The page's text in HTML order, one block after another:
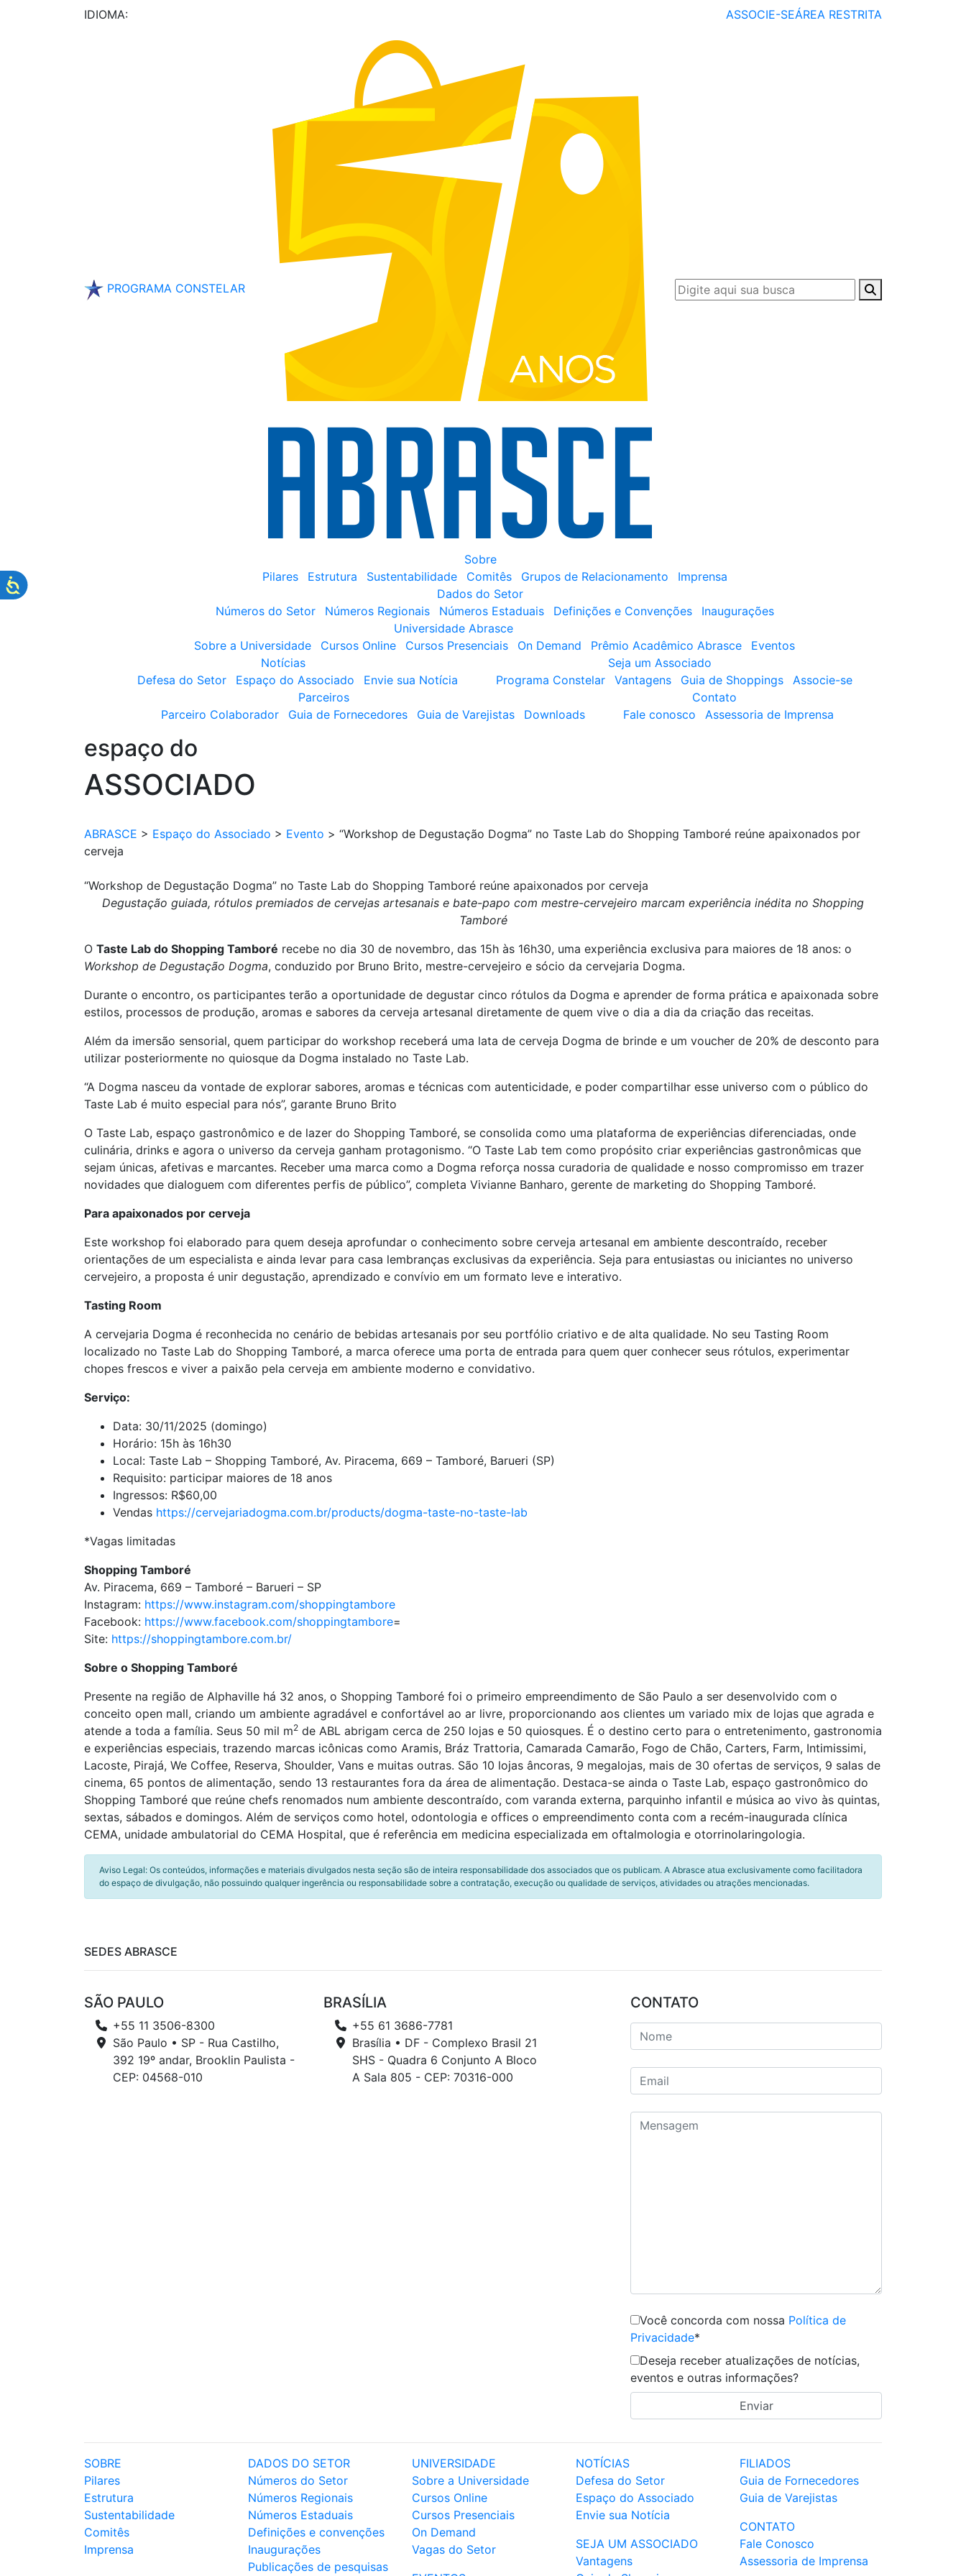
IDIOMA: ASSOCIE-SEÁREA RESTRITA
PROGRAMA CONSTELAR
Sobre
Pilares
Estrutura Sustentabilidade Comitês Grupos de Relacionamento
Imprensa
Dados do Setor
Números do Setor
Números Regionais Números Estaduais Definições e Convenções
Inaugurações
Universidade Abrasce
Sobre a Universidade
Cursos Online Cursos Presenciais On Demand Prêmio Acadêmico Abrasce
Eventos
Notícias
Defesa do Setor
Espaço do Associado Envie sua Notícia
Seja um Associado
Programa Constelar
Vantagens Guia de Shoppings
Associe-se
Parceiros
Parceiro Colaborador
Guia de Fornecedores Guia de Varejistas Downloads
Contato
Fale conosco
Assessoria de Imprensa
espaço do
ASSOCIADO
ABRASCE > Espaço do Associado > Evento > “Workshop de Degustação Dogma” no Taste Lab do Shopping Tamboré reúne apaixonados por
cerveja
“Workshop de Degustação Dogma” no Taste Lab do Shopping Tamboré reúne apaixonados por cerveja
Degustação guiada, rótulos premiados de cervejas artesanais e bate-papo com mestre-cervejeiro marcam experiência inédita no Shopping
Tamboré
O Taste Lab do Shopping Tamboré recebe no dia 30 de novembro, das 15h às 16h30, uma experiência exclusiva para maiores de 18 anos: o
Workshop de Degustação Dogma, conduzido por Bruno Brito, mestre-cervejeiro e sócio da cervejaria Dogma.
Durante o encontro, os participantes terão a oportunidade de degustar cinco rótulos da Dogma e aprender de forma prática e apaixonada sobre
estilos, processos de produção, aromas e sabores da cerveja artesanal diretamente de quem vive o dia a dia da criação das receitas.
Além da imersão sensorial, quem participar do workshop receberá uma lata de cerveja Dogma de brinde e um voucher de 20% de desconto para
utilizar posteriormente no quiosque da Dogma instalado no Taste Lab.
“A Dogma nasceu da vontade de explorar sabores, aromas e técnicas com autenticidade, e poder compartilhar esse universo com o público do
Taste Lab é muito especial para nós”, garante Bruno Brito
O Taste Lab, espaço gastronômico e de lazer do Shopping Tamboré, se consolida como uma plataforma de experiências diferenciadas, onde
culinária, drinks e agora o universo da cerveja ganham protagonismo. “O Taste Lab tem como propósito criar experiências gastronômicas que
sejam únicas, afetivas e marcantes. Receber uma marca como a Dogma reforça nossa curadoria de qualidade e nosso compromisso em trazer
novidades que dialoguem com diferentes perfis de público”, completa Vivianne Banharo, gerente de marketing do Shopping Tamboré.
Para apaixonados por cerveja
Este workshop foi elaborado para quem deseja aprofundar o conhecimento sobre cerveja artesanal em ambiente descontraído, receber
orientações de um especialista e ainda levar para casa lembranças exclusivas da experiência. Seja para entusiastas ou iniciantes no universo
cervejeiro, a proposta é unir degustação, aprendizado e convívio em um formato leve e interativo.
Tasting Room
A cervejaria Dogma é reconhecida no cenário de bebidas artesanais por seu portfólio criativo e de alta qualidade. No seu Tasting Room
localizado no Taste Lab do Shopping Tamboré, a marca oferece uma porta de entrada para quem quer conhecer seus rótulos, experimentar
chopes frescos e viver a paixão pela cerveja em ambiente moderno e convidativo.
Serviço:
Data: 30/11/2025 (domingo)
Horário: 15h às 16h30
Local: Taste Lab – Shopping Tamboré, Av. Piracema, 669 – Tamboré, Barueri (SP)
Requisito: participar maiores de 18 anos
Ingressos: R$60,00
Vendas https://cervejariadogma.com.br/products/dogma-taste-no-taste-lab
*Vagas limitadas
Shopping Tamboré
Av. Piracema, 669 – Tamboré – Barueri – SP
Instagram: https://www.instagram.com/shoppingtambore
Facebook: https://www.facebook.com/shoppingtambore=
Site: https://shoppingtambore.com.br/
Sobre o Shopping Tamboré
Presente na região de Alphaville há 32 anos, o Shopping Tamboré foi o primeiro empreendimento de São Paulo a ser desenvolvido com o
conceito open mall, criando um ambiente agradável e confortável ao ar livre, proporcionando aos clientes um variado mix de lojas que agrada e
atende a toda a família. Seus 50 mil m2 de ABL abrigam cerca de 250 lojas e 50 quiosques. É o destino certo para o entretenimento, gastronomia
e experiências especiais, trazendo marcas icônicas como Aramis, Bráz Trattoria, Camarada Camarão, Fogo de Chão, Carters, Farm, Intimissimi,
Lacoste, Pirajá, We Coffee, Reserva, Shoulder, Vans e muitas outras. São 10 lojas âncoras, 9 megalojas, mais de 30 ofertas de serviços, 9 salas de
cinema, 65 pontos de alimentação, sendo 13 restaurantes fora da área de alimentação. Destaca-se ainda o Taste Lab, espaço gastronômico do
Shopping Tamboré que reúne chefs renomados num ambiente descontraído, com varanda externa, parquinho infantil e música ao vivo às quintas,
sextas, sábados e domingos. Além de serviços como hotel, odontologia e offices o empreendimento conta com a recém-inaugurada clínica
CEMA, unidade ambulatorial do CEMA Hospital, que é referência em medicina especializada em oftalmologia e otorrinolaringologia.
Aviso Legal: Os conteúdos, informações e materiais divulgados nesta seção são de inteira responsabilidade dos associados que os publicam. A Abrasce atua exclusivamente como facilitadora
do espaço de divulgação, não possuindo qualquer ingerência ou responsabilidade sobre a contratação, execução ou qualidade de serviços, atividades ou atrações mencionadas.
SEDES ABRASCE
SÃO PAULO
+55 11 3506-8300
São Paulo • SP - Rua Castilho,
392 19º andar, Brooklin Paulista -
CEP: 04568-010
BRASÍLIA
+55 61 3686-7781
Brasília • DF - Complexo Brasil 21
SHS - Quadra 6 Conjunto A Bloco
A Sala 805 - CEP: 70316-000
CONTATO
Você concorda com nossa Política de
Privacidade*
Deseja receber atualizações de notícias,
eventos e outras informações?
SOBRE
Pilares
Estrutura
Sustentabilidade
Comitês
Imprensa
DADOS DO SETOR
Números do Setor
Números Regionais
Números Estaduais
Definições e convenções
Inaugurações
Publicações de pesquisas
UNIVERSIDADE
Sobre a Universidade
Cursos Online
Cursos Presenciais
On Demand
Vagas do Setor
NOTÍCIAS
Defesa do Setor
Espaço do Associado
Envie sua Notícia
SEJA UM ASSOCIADO
Vantagens
FILIADOS
Guia de Fornecedores
Guia de Varejistas
CONTATO
Fale Conosco
Assessoria de Imprensa